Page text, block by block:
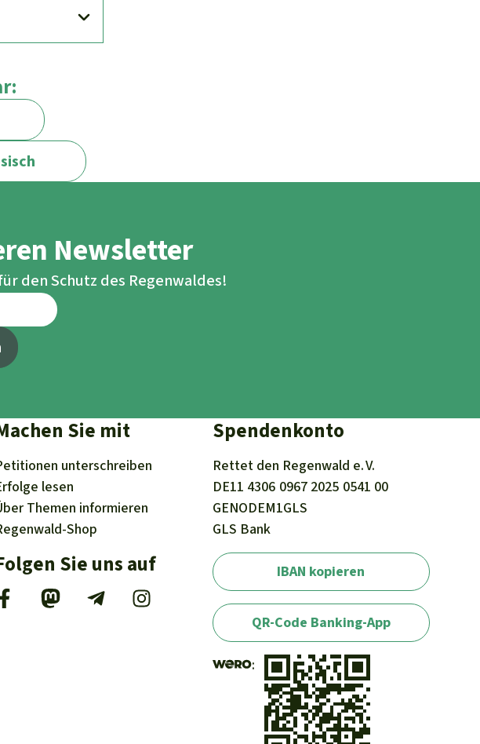
Newsletter
den Schutz des Regenwaldes!
Sie mit
unterschreiben
lesen
Themen informieren
Shop
Sie uns auf
Spendenkonto
Rettet den Regenwald e. V.
DE11 4306 0967 2025 0541 00
GENODEM1GLS
GLS Bank
IBAN kopieren
QR-Code Banking-App